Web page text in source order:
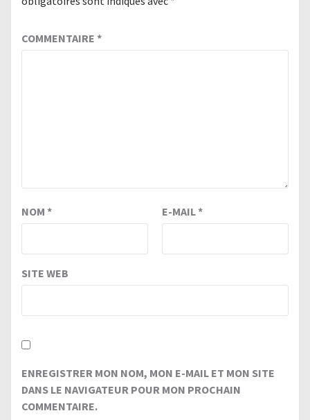
COMMENTAIRE *
NOM * E-MAIL*
SITE WEB
ENREGISTRER MON NOM, MON E-MAIL ET MON SITE
DANS LE NAVIGATEUR POUR MON PROCHAIN
COMMENTAIRE.